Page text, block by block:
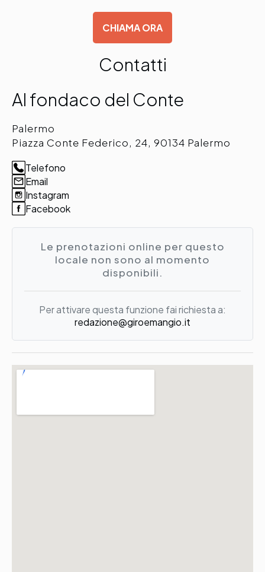
CHIAMA ORA
Contatti
Al fondaco del Conte
Palermo
Piazza Conte Federico, 24, 90134 Palermo
Telefono
Email
Instagram
Facebook
Le prenotazioni online per questo
locale non sono al momento
disponibili.
Per attivare questa funzione fai richiesta a:
redazione@giroemangio.it